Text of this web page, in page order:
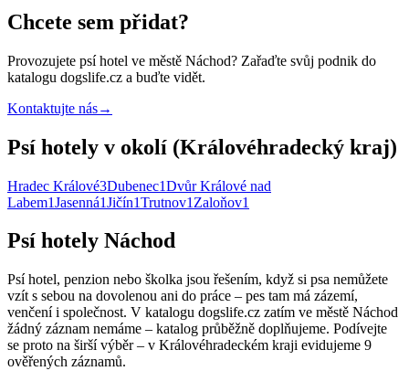
Chcete sem přidat?
Provozujete psí hotel ve městě Náchod? Zařaďte svůj podnik do
katalogu dogslife.cz a buďte vidět.
Kontaktujte nás→
Psí hotely v okolí (Královéhradecký kraj)
Hradec Králové3Dubenec1Dvůr Králové nad
Labem1Jasenná1Jičín1Trutnov1 Zaloňov1
Psí hotely Náchod
Psí hotel, penzion nebo školka jsou řešením, když si psa nemůžete
vzít s sebou na dovolenou ani do práce – pes tam má zázemí,
venčení i společnost. V katalogu dogslife.cz zatím ve městě Náchod
žádný záznam nemáme – katalog průběžně doplňujeme. Podívejte
se proto na širší výběr – v Královéhradeckém kraji evidujeme 9
ověřených záznamů.